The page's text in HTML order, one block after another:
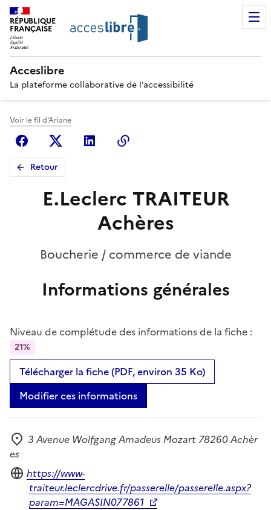
RÉPUBLIQUE
FRANÇAISE
Acceslibre
La plateforme collaborative de l’accessibilité
Voir le fil d'Ariane
FacebookX (anciennement Twitter)
Linkedin
Retour
E.Leclerc TRAITEUR
Achères
Boucherie / commerce de viande
Informations générales
Niveau de complétude des informations de la fiche :
21%
Télécharger la fiche (PDF, environ 35 Ko)
Modifier ces informations
Adresse
3 Avenue Wolfgang Amadeus Mozart 78260 Achèr
es
Site internet
https://www-
traiteur.leclercdrive.fr/passerelle/passerelle.aspx?
param=MAGASIN077861